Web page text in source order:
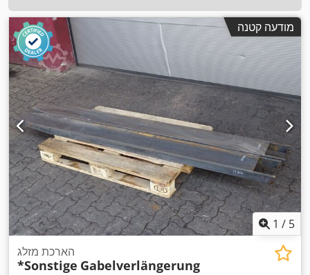
מודעה קטנה
1 / 5
הארכת מזלג
*Sonstige Gabelverlängerung